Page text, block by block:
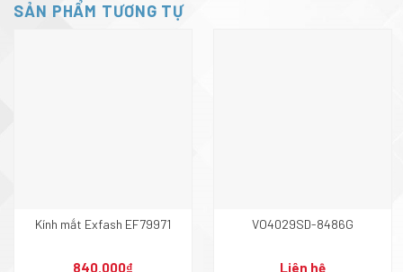
SẢN PHẨM TƯƠNG TỰ
Kính mắt Exfash EF79971
840.000₫
VO4029SD-8486G
Liên hệ